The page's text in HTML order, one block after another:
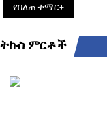
የበለጠ ተማር+
ትኩስ ምርቶች